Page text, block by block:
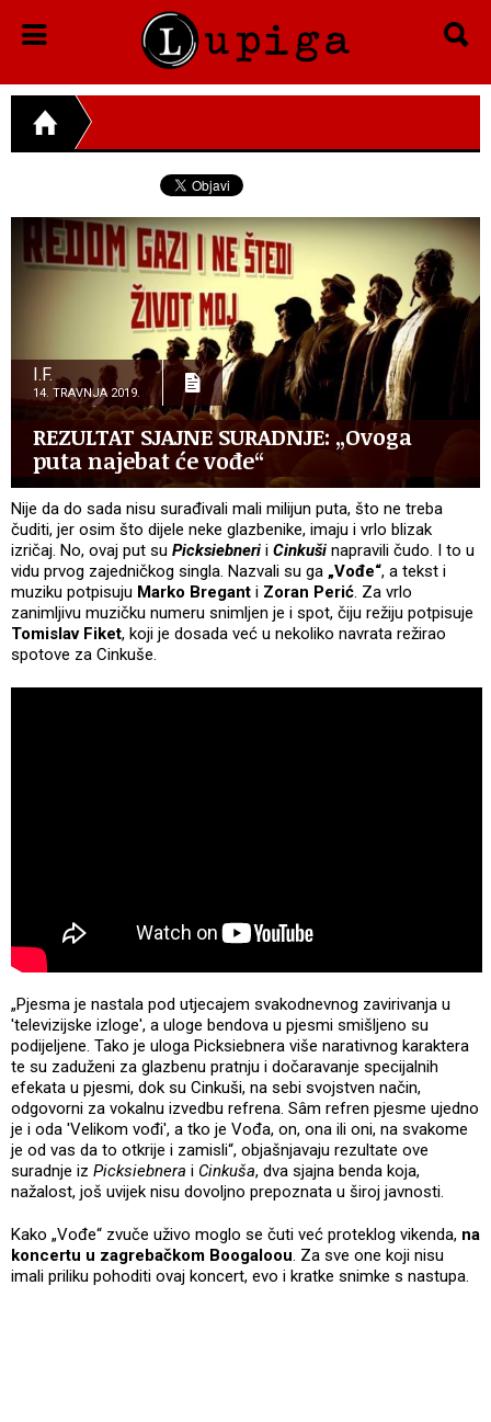
I.F.
14. TRAVNJA 2019.
REZULTAT SJAJNE SURADNJE: „Ovoga
puta najebat će vođe“
Nije da do sada nisu surađivali mali milijun puta, što ne treba
čuditi, jer osim što dijele neke glazbenike, imaju i vrlo blizak
izričaj. No, ovaj put su Picksiebneri i Cinkuši napravili čudo. I to u
vidu prvog zajedničkog singla. Nazvali su ga „Vođe“, a tekst i
muziku potpisuju Marko Bregant i Zoran Perić. Za vrlo
zanimljivu muzičku numeru snimljen je i spot, čiju režiju potpisuje
Tomislav Fiket, koji je dosada već u nekoliko navrata režirao
spotove za Cinkuše.
„Pjesma je nastala pod utjecajem svakodnevnog zavirivanja u
'televizijske izloge', a uloge bendova u pjesmi smišljeno su
podijeljene. Tako je uloga Picksiebnera više narativnog karaktera
te su zaduženi za glazbenu pratnju i dočaravanje specijalnih
efekata u pjesmi, dok su Cinkuši, na sebi svojstven način,
odgovorni za vokalnu izvedbu refrena. Sâm refren pjesme ujedno
je i oda 'Velikom vođi', a tko je Vođa, on, ona ili oni, na svakome
je od vas da to otkrije i zamisli“, objašnjavaju rezultate ove
suradnje iz Picksiebnera i Cinkuša, dva sjajna benda koja,
nažalost, još uvijek nisu dovoljno prepoznata u široj javnosti.
Kako „Vođe“ zvuče uživo moglo se čuti već proteklog vikenda, na
koncertu u zagrebačkom Boogaloou. Za sve one koji nisu
imali priliku pohoditi ovaj koncert, evo i kratke snimke s nastupa.